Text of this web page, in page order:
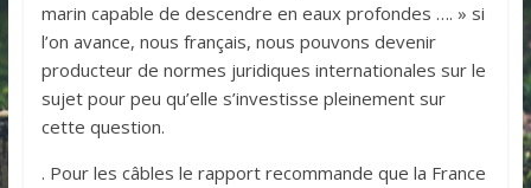
marin capable de descendre en eaux profondes …. » si
l’on avance, nous français, nous pouvons devenir
producteur de normes juridiques internationales sur le
sujet pour peu qu’elle s’investisse pleinement sur
cette question.
. Pour les câbles le rapport recommande que la France